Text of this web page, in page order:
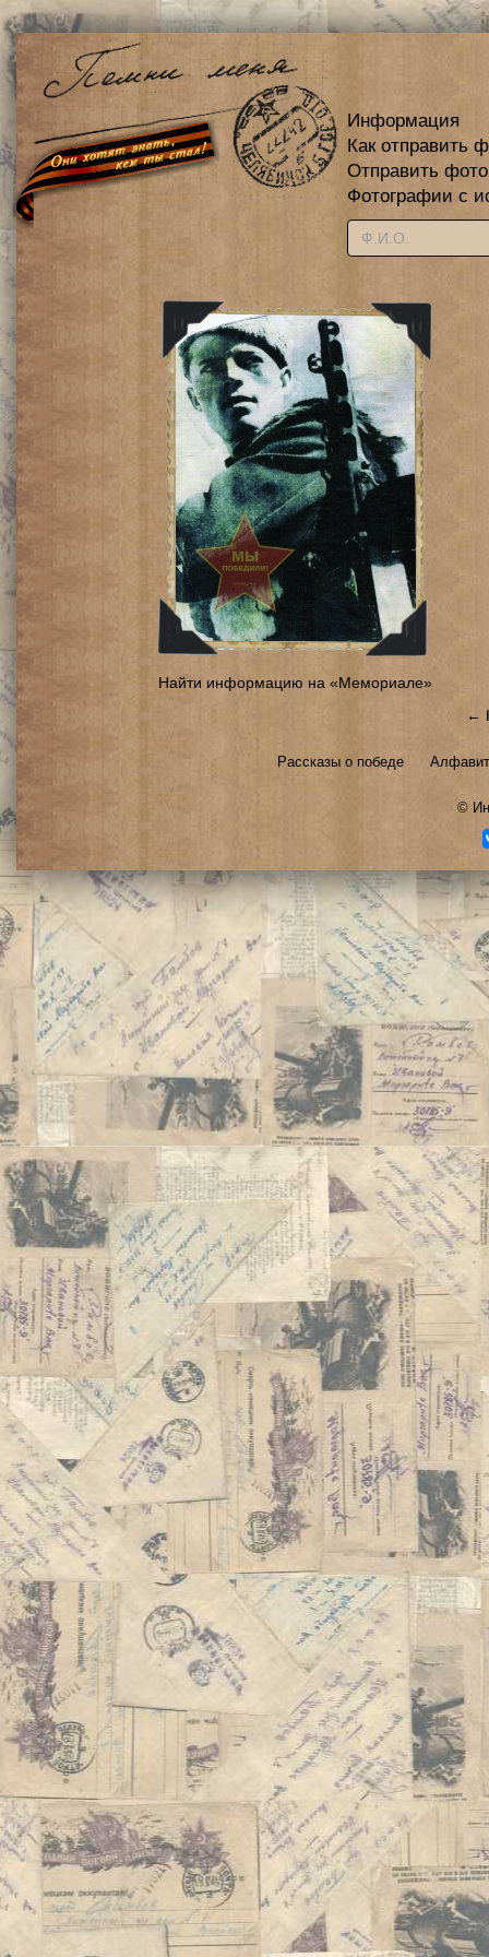
Информация
Как отправить
Отправить
Фотографии с
Найти информацию на «Мемориале»
←
Рассказы о победе
©